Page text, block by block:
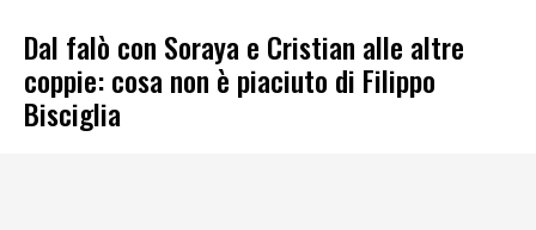
Dal falò con Soraya e Cristian alle altre
coppie: cosa non è piaciuto di Filippo
Bisciglia